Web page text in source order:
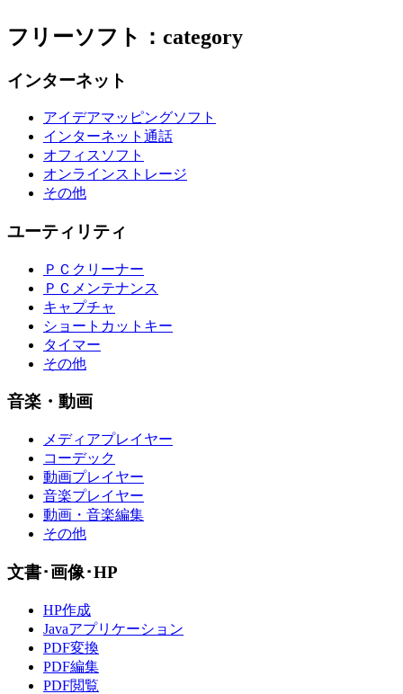
フリーソフト：category
インターネット
アイデアマッピングソフト
インターネット通話
オフィスソフト
オンラインストレージ
その他
ユーティリティ
ＰＣクリーナー
ＰＣメンテナンス
キャプチャ
ショートカットキー
タイマー
その他
音楽・動画
メディアプレイヤー
コーデック
動画プレイヤー
音楽プレイヤー
動画・音楽編集
その他
文書･画像･HP
HP作成
Javaアプリケーション
PDF変換
PDF編集
PDF閲覧